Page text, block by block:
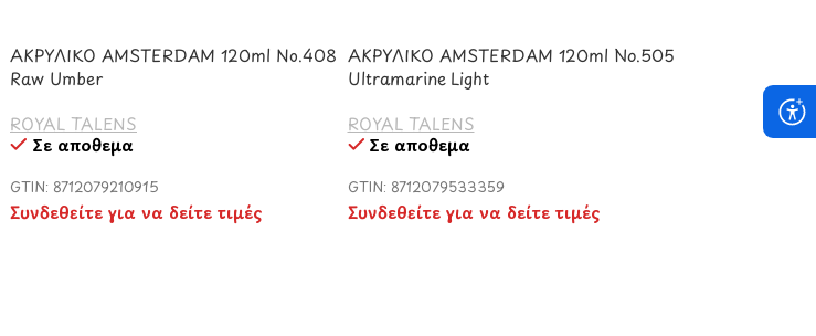
ΑΚΡΥΛΙΚΟ AMSTERDAM 120ml No.408
Raw Umber
ROYAL TALENS
Σε απόθεμα
GTIN: 8712079210915
Συνδεθείτε για να δείτε τιμές
ΑΚΡΥΛΙΚΟ AMSTERDAM 120ml No.505
Ultramarine Light
ROYAL TALENS
Σε απόθεμα
GTIN: 8712079533359
Συνδεθείτε για να δείτε τιμές